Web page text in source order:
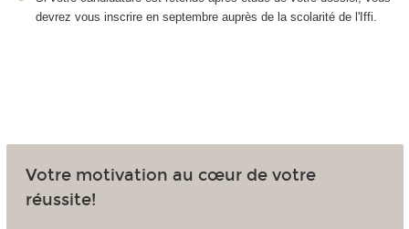
devrez vous inscrire en septembre auprès de la scolarité de l'Iffi.
Votre motivation au cœur de votre
réussite!